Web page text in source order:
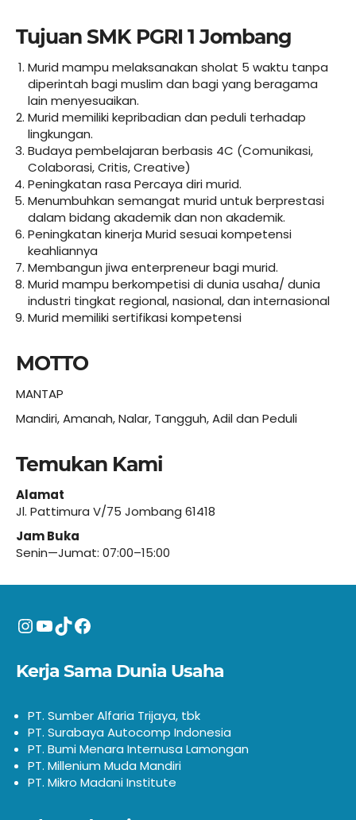
Tujuan SMK PGRI 1 Jombang
Murid mampu melaksanakan sholat 5 waktu tanpa
diperintah bagi muslim dan bagi yang beragama
lain menyesuaikan.
Murid memiliki kepribadian dan peduli terhadap
lingkungan.
Budaya pembelajaran berbasis 4C (Comunikasi,
Colaborasi, Critis, Creative)
Peningkatan rasa Percaya diri murid.
Menumbuhkan semangat murid untuk berprestasi
dalam bidang akademik dan non akademik.
Peningkatan kinerja Murid sesuai kompetensi
keahliannya
Membangun jiwa enterpreneur bagi murid.
Murid mampu berkompetisi di dunia usaha/ dunia
industri tingkat regional, nasional, dan internasional
Murid memiliki sertifikasi kompetensi
MOTTO
MANTAP
Mandiri, Amanah, Nalar, Tangguh, Adil dan Peduli
Temukan Kami
Alamat
Jl. Pattimura V/75 Jombang 61418
Jam Buka
Senin—Jumat: 07:00–15:00
Instagram
YouTube
TikTokFacebook
Kerja Sama Dunia Usaha
PT. Sumber Alfaria Trijaya, tbk
PT. Surabaya Autocomp Indonesia
PT. Bumi Menara Internusa Lamongan
PT. Millenium Muda Mandiri
PT. Mikro Madani Institute